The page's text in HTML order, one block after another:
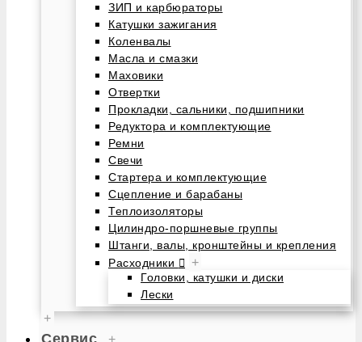
ЗИП и карбюраторы
Катушки зажигания
Коленвалы
Масла и смазки
Маховики
Отвертки
Прокладки, сальники, подшипники
Редуктора и комплектующие
Ремни
Свечи
Стартера и комплектующие
Сцепление и барабаны
Теплоизоляторы
Цилиндро-поршневые группы
Штанги, валы, кронштейны и крепления
Расходники
+
Головки, катушки и диски
Лески
+
Сервис +